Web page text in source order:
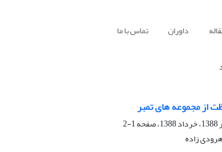
داوران تماس با ما
از مجموعه های تمبر
1-2
زاده